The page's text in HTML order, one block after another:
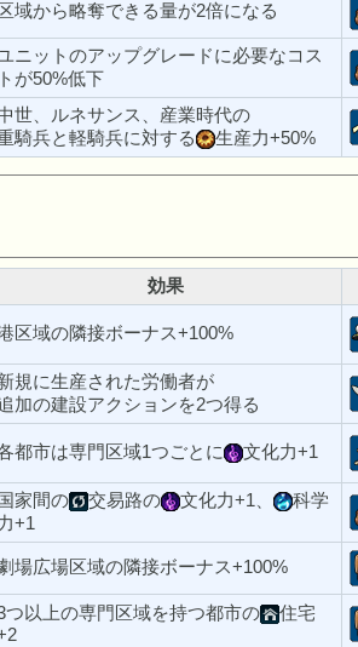
区域から略奪できる量が2倍になる
ニットのアップグレードに必要なコス
トが50%低下
世、ルネサンス、産業時代の
騎兵と軽騎兵に対する
生産力+50%
効果
区域の隣接ボーナス+100%
規に生産された労働者が
加の建設アクションを2つ得る
都市は専門区域1つごとに 文化力+1
国家間の 交易路の 文化力+1、
科学
+1
場広場区域の隣接ボーナス+100%
つ以上の専門区域を持つ都市の
住宅